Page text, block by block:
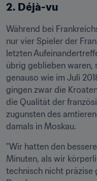
2. Déjà-vu
Während bei
nur vier Spieler der
letzten
übrig geblieben waren,
genauso wie im Juli
gingen zwar die
die Qualität der
zugunsten des
damals in Moskau.
"Wir hatten den
Minuten, als wir
technisch nicht präzise